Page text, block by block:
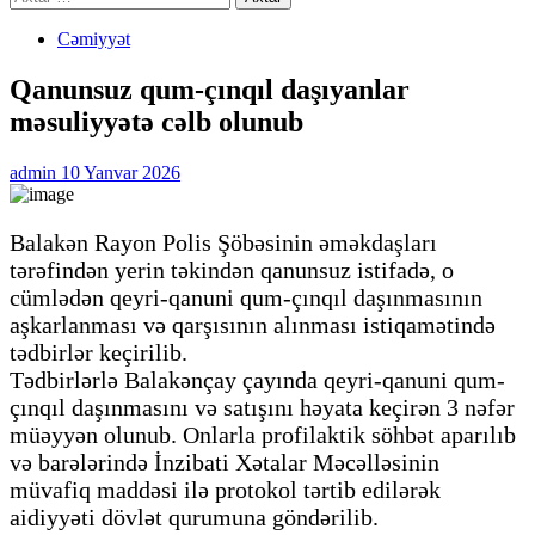
Cəmiyyət
Qanunsuz qum-çınqıl daşıyanlar
məsuliyyətə cəlb olunub
admin 10 Yanvar 2026
Balakən Rayon Polis Şöbəsinin əməkdaşları
tərəfindən yerin təkindən qanunsuz istifadə, o
cümlədən qeyri-qanuni qum-çınqıl daşınmasının
aşkarlanması və qarşısının alınması istiqamətində
tədbirlər keçirilib.
Tədbirlərlə Balakənçay çayında qeyri-qanuni qum-
çınqıl daşınmasını və satışını həyata keçirən 3 nəfər
müəyyən olunub. Onlarla profilaktik söhbət aparılıb
və barələrində İnzibati Xətalar Məcəlləsinin
müvafiq maddəsi ilə protokol tərtib edilərək
aidiyyəti dövlət qurumuna göndərilib.